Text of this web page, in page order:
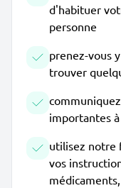
d'habituer
personne
prenez-vous
trouver
importantes
utilisez notre
vos